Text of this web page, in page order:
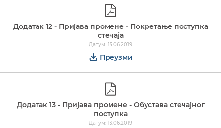
Додатак 12 - Пријава промене - Покретање поступка
стечаја
Датум: 13.06.2019
Преузми
Додатак 13 - Пријава промене - Обустава стечајног
поступка
Датум: 13.06.2019